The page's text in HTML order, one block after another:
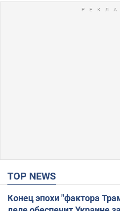
TOP NEWS
Конец эпохи "фактора